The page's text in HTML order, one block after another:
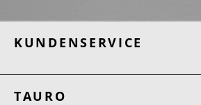
KUNDENSERVICE
TAURO